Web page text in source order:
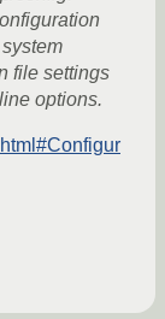
file settings
options.